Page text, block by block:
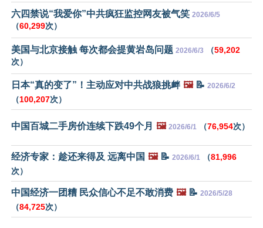
六四禁说“我爱你”中共疯狂监控网友被气笑 2026/6/5
（60,299次）
美国与北京接触 每次都会提黄岩岛问题 2026/6/3 （59,202
次）
日本“真的变了”！主动应对中共战狼挑衅 🖼️📝 2026/6/2
（100,207次）
中国百城二手房价连续下跌49个月 🖼️ 2026/6/1 （76,954次）
经济专家：趁还来得及 远离中国 🖼️📝 2026/6/1 （81,996
次）
中国经济一团糟 民众信心不足不敢消费 🖼️📝 2026/5/28
（84,725次）